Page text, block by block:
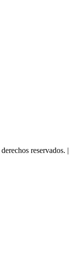
reservados. |